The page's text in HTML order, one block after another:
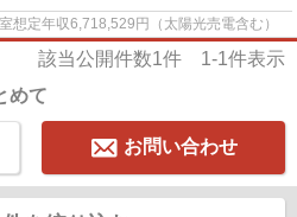
想定年収6,718,529円（太陽光売電含む）
該当公開件数1件 1-1件表示
めて
お問い合わせ